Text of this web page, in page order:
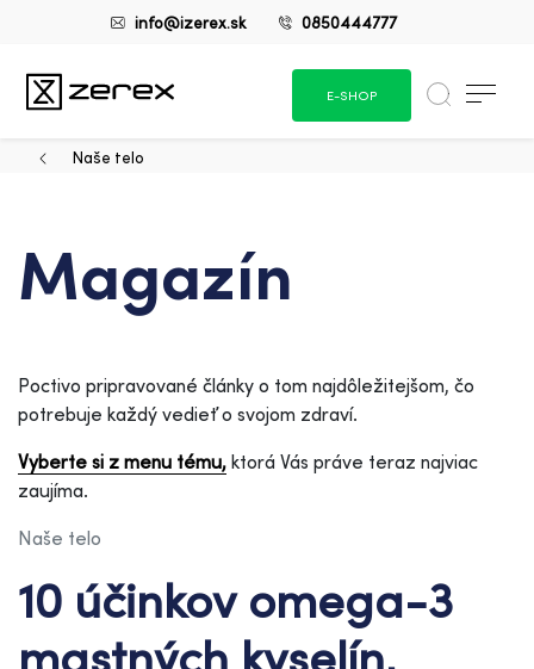
info@izerex.sk 0850444777
E-SHOP
Naše telo
Magazín
Poctivo pripravované články o tom najdôležitejšom, čo
potrebuje každý vedieť o svojom zdraví.
Vyberte si z menu tému, ktorá Vás práve teraz najviac
zaujíma.
Naše telo
10 účinkov omega-3
mastných kyselín,